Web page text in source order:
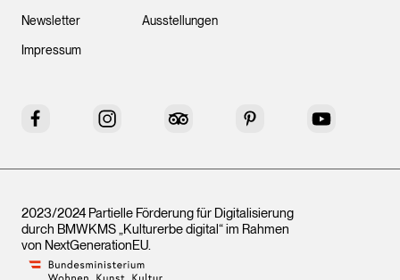
Newsletter
Impressum
Ausstellungen
Facebook Instagram Tripadvisor Pinterest YouTube
2023/2024 Partielle Förderung für Digitalisierung
durch BMWKMS „Kulturerbe digital“ im Rahmen
von NextGenerationEU.